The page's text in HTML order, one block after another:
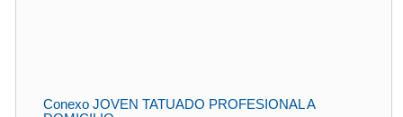
Conexo JOVEN TATUADO PROFESIONAL A